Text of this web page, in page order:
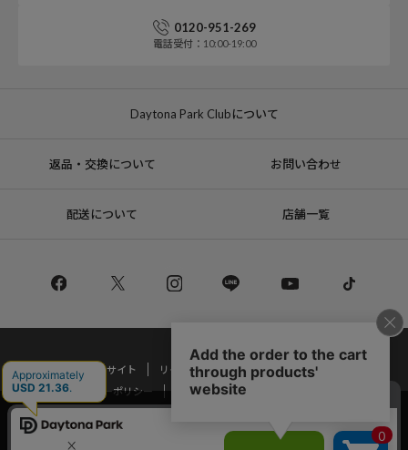
0120-951-269
電話受付：10:00-19:00
Daytona Park Clubについて
返品・交換について お問い合わせ
配送について 店舗一覧
コーポレートサイト リクルート
サステナブルマークについて
プライバシーポリシー
特定商取引法・古物営業法に基づく表記
Copyright © DAYTONA INTERNATIONAL Co.,Ltd All Rights Reserved.
当サイトでは利用体験の向上およびコンテンツの最適な提供、トラフィック
の分析を目的としてCookieを使用しています。